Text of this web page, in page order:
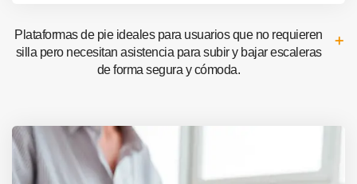
Plataformas de pie ideales para usuarios que no requieren
silla pero necesitan asistencia para subir y bajar escaleras
de forma segura y cómoda.